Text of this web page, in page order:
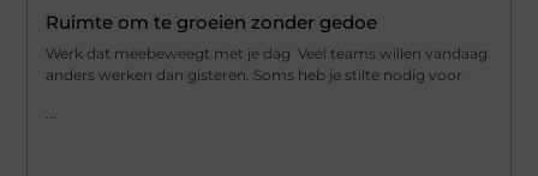
Ruimte om te groeien zonder gedoe
Werk dat meebeweegt met je dag Veel teams willen vandaag
anders werken dan gisteren. Soms heb je stilte nodig voor